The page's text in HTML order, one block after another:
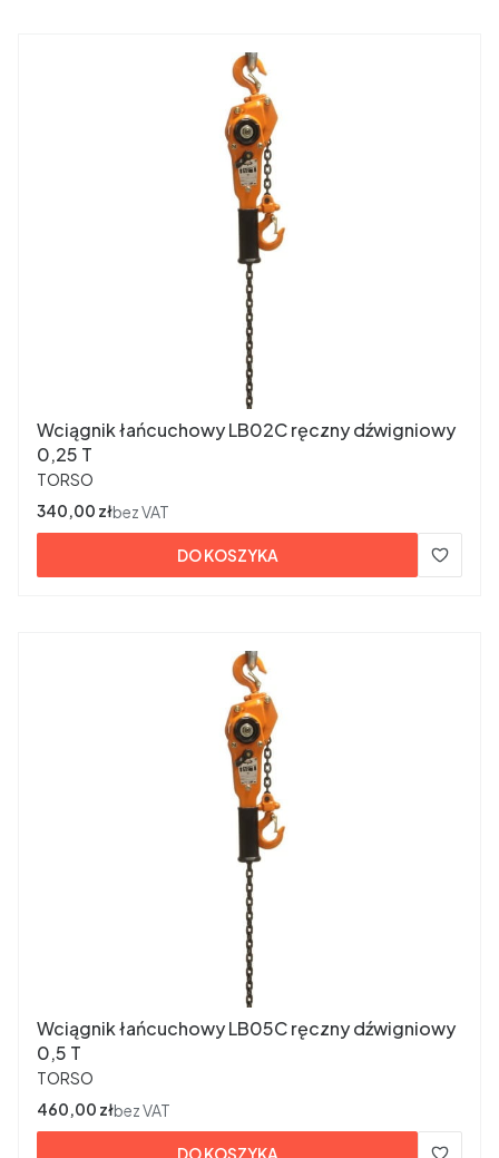
Wciągnik łańcuchowy LB02C ręczny dźwigniowy
0,25 T
PRODUCENT
TORSO
Cena
340,00 złbez VAT
DO KOSZYKA
Wciągnik łańcuchowy LB05C ręczny dźwigniowy
0,5 T
PRODUCENT
TORSO
Cena
460,00 złbez VAT
DO KOSZYKA